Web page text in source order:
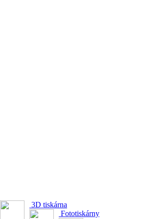
3D tiskárna
Fototiskárny